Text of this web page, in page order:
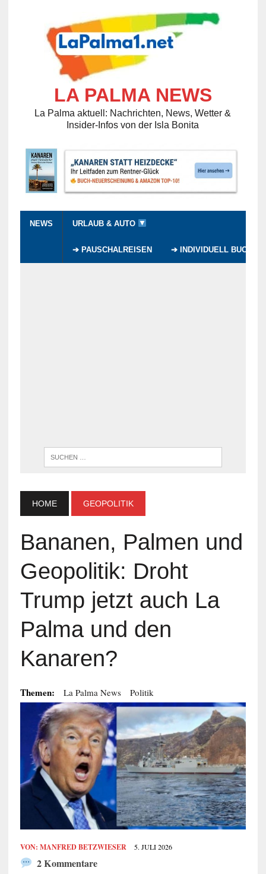
LA PALMA NEWS
La Palma aktuell: Nachrichten, News, Wetter &
Insider-Infos von der Isla Bonita
NEWS URLAUB & AUTO
➔ PAUSCHALREISEN ➔ INDIVIDUELL BUCHEN
HOME GEOPOLITIK
Bananen, Palmen und
Geopolitik: Droht
Trump jetzt auch La
Palma und den
Kanaren?
Themen: La Palma News Politik
VON: MANFRED BETZWIESER 5. JULI 2026
2 Kommentare